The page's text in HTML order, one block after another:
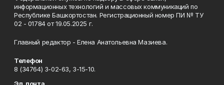
информационных технологий и массовых коммуникаций по
Республике Башкортостан. Регистрационный номер ПИ № ТУ
02 - 01784 от 19.05.2025 г.
Главный редактор - Елена Анатольевна Мазиева.
Телефон
8 (34764) 3-02-63, 3-15-10.